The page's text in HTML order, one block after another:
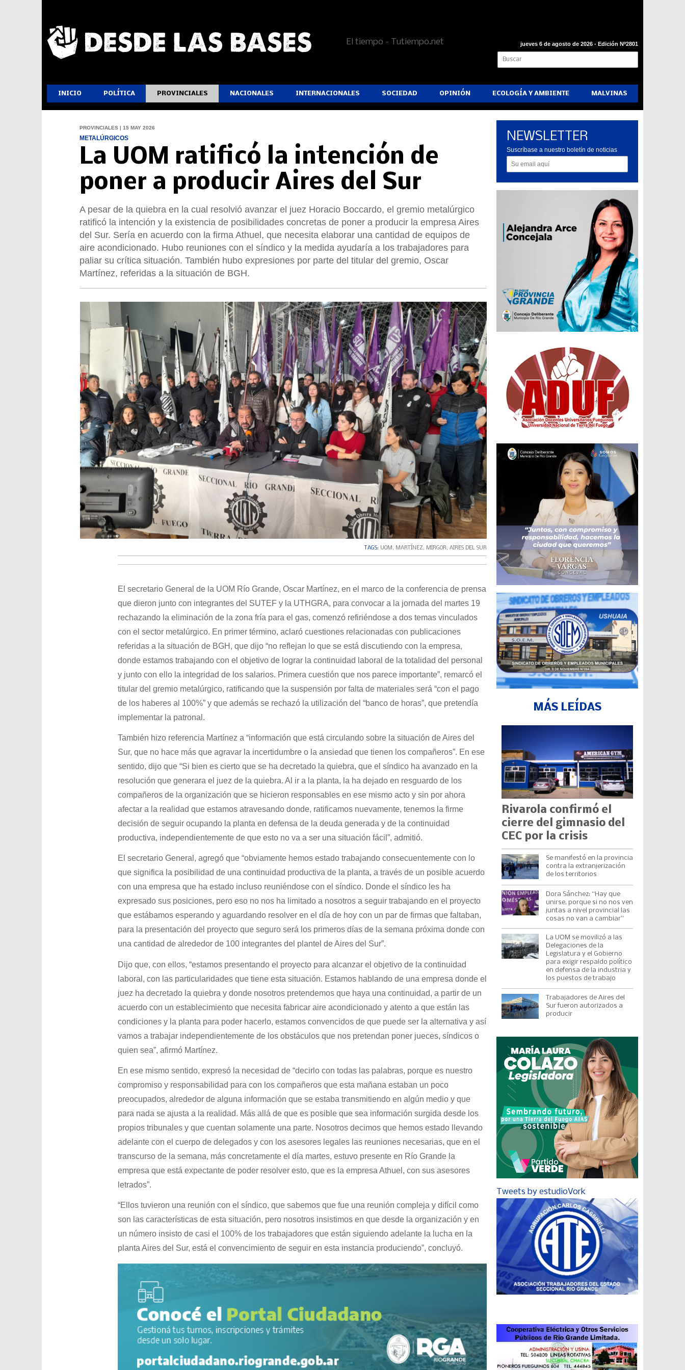
El tiempo - Tutiempo.net jueves 6 de agosto de 2026 - Edición Nº2801
INICIO POLÍTICA PROVINCIALES NACIONALES INTERNACIONALES SOCIEDAD OPINIÓN ECOLOGÍA Y AMBIENTE MALVINAS
PROVINCIALES | 15 MAY 2026
METALÚRGICOS
La UOM ratificó la intención de
poner a producir Aires del Sur
A pesar de la quiebra en la cual resolvió avanzar el juez Horacio Boccardo, el gremio metalúrgico
ratificó la intención y la existencia de posibilidades concretas de poner a producir la empresa Aires
del Sur. Sería en acuerdo con la firma Athuel, que necesita elaborar una cantidad de equipos de
aire acondicionado. Hubo reuniones con el síndico y la medida ayudaría a los trabajadores para
paliar su crítica situación. También hubo expresiones por parte del titular del gremio, Oscar
Martínez, referidas a la situación de BGH.
TAGS: UOM , MARTÍNEZ, MIRGOR, AIRES DEL SUR
El secretario General de la UOM Río Grande, Oscar Martínez, en el marco de la conferencia de prensa
que dieron junto con integrantes del SUTEF y la UTHGRA, para convocar a la jornada del martes 19
rechazando la eliminación de la zona fría para el gas, comenzó refiriéndose a dos temas vinculados
con el sector metalúrgico. En primer término, aclaró cuestiones relacionadas con publicaciones
referidas a la situación de BGH, que dijo “no reflejan lo que se está discutiendo con la empresa,
donde estamos trabajando con el objetivo de lograr la continuidad laboral de la totalidad del personal
y junto con ello la integridad de los salarios. Primera cuestión que nos parece importante”, remarcó el
titular del gremio metalúrgico, ratificando que la suspensión por falta de materiales será “con el pago
de los haberes al 100%” y que además se rechazó la utilización del “banco de horas”, que pretendía
implementar la patronal.
También hizo referencia Martínez a “información que está circulando sobre la situación de Aires del
Sur, que no hace más que agravar la incertidumbre o la ansiedad que tienen los compañeros”. En ese
sentido, dijo que “Si bien es cierto que se ha decretado la quiebra, que el síndico ha avanzado en la
resolución que generara el juez de la quiebra. Al ir a la planta, la ha dejado en resguardo de los
compañeros de la organización que se hicieron responsables en ese mismo acto y sin por ahora
afectar a la realidad que estamos atravesando donde, ratificamos nuevamente, tenemos la firme
decisión de seguir ocupando la planta en defensa de la deuda generada y de la continuidad
productiva, independientemente de que esto no va a ser una situación fácil”, admitió.
El secretario General, agregó que “obviamente hemos estado trabajando consecuentemente con lo
que significa la posibilidad de una continuidad productiva de la planta, a través de un posible acuerdo
con una empresa que ha estado incluso reuniéndose con el síndico. Donde el síndico les ha
expresado sus posiciones, pero eso no nos ha limitado a nosotros a seguir trabajando en el proyecto
que estábamos esperando y aguardando resolver en el día de hoy con un par de firmas que faltaban,
para la presentación del proyecto que seguro será los primeros días de la semana próxima donde con
una cantidad de alrededor de 100 integrantes del plantel de Aires del Sur”.
Dijo que, con ellos, “estamos presentando el proyecto para alcanzar el objetivo de la continuidad
laboral, con las particularidades que tiene esta situación. Estamos hablando de una empresa donde el
juez ha decretado la quiebra y donde nosotros pretendemos que haya una continuidad, a partir de un
acuerdo con un establecimiento que necesita fabricar aire acondicionado y atento a que están las
condiciones y la planta para poder hacerlo, estamos convencidos de que puede ser la alternativa y así
vamos a trabajar independientemente de los obstáculos que nos pretendan poner jueces, síndicos o
quien sea”, afirmó Martínez.
En ese mismo sentido, expresó la necesidad de “decirlo con todas las palabras, porque es nuestro
compromiso y responsabilidad para con los compañeros que esta mañana estaban un poco
preocupados, alrededor de alguna información que se estaba transmitiendo en algún medio y que
para nada se ajusta a la realidad. Más allá de que es posible que sea información surgida desde los
propios tribunales y que cuentan solamente una parte. Nosotros decimos que hemos estado llevando
adelante con el cuerpo de delegados y con los asesores legales las reuniones necesarias, que en el
transcurso de la semana, más concretamente el día martes, estuvo presente en Río Grande la
empresa que está expectante de poder resolver esto, que es la empresa Athuel, con sus asesores
letrados”.
“Ellos tuvieron una reunión con el síndico, que sabemos que fue una reunión compleja y difícil como
son las características de esta situación, pero nosotros insistimos en que desde la organización y en
un número insisto de casi el 100% de los trabajadores que están siguiendo adelante la lucha en la
planta Aires del Sur, está el convencimiento de seguir en esta instancia produciendo”, concluyó.
NEWSLETTER
Suscríbase a nuestro boletín de noticias
MÁS LEÍDAS
Rivarola confirmó el
cierre del gimnasio del
CEC por la crisis
Se manifestó en la provincia
contra la extranjerización
de los territorios
Dora Sánchez: “Hay que
unirse, porque si no nos ven
juntas a nivel provincial las
cosas no van a cambiar”
La UOM se movilizó a las
Delegaciones de la
Legislatura y el Gobierno
para exigir respaldo político
en defensa de la industria y
los puestos de trabajo
Trabajadores de Aires del
Sur fueron autorizados a
producir
Tweets by estudioVork